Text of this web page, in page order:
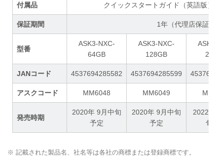
付属品 クイックスタートガイド（英語版）
保証期間 1年（代理店保証）
型番
ASK3-NXC-
64GB
ASK3-NXC-
128GB
ASK3-
JANコード 4537694285582 4537694285599
アスクコード MM6048 MM6049
発売時期
2020年 9月中旬
予定
2020年 9月中旬
予定
2022年
旬
※ 記載された製品名、社名等は各社の商標または登録商標です。